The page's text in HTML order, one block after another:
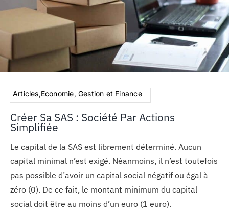
Articles,Economie, Gestion et Finance
Créer Sa SAS : Société Par Actions
Simplifiée
Le capital de la SAS est librement déterminé. Aucun
capital minimal n’est exigé. Néanmoins, il n’est toutefois
pas possible d’avoir un capital social négatif ou égal à
zéro (0). De ce fait, le montant minimum du capital
social doit être au moins d’un euro (1 euro).